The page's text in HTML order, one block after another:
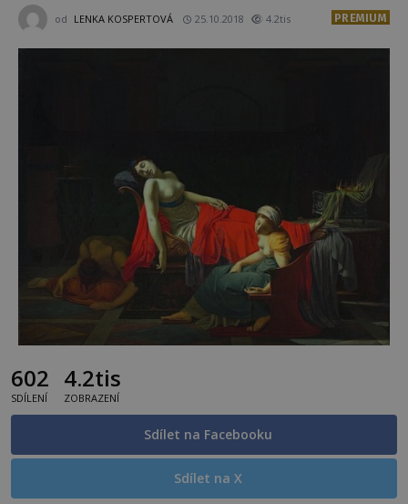
od LENKA KOSPERTOVÁ 25.10.2018 4.2tis PREMIUM
602
SDÍLENÍ
4.2tis
ZOBRAZENÍ
Sdílet na Facebooku
Sdílet na X